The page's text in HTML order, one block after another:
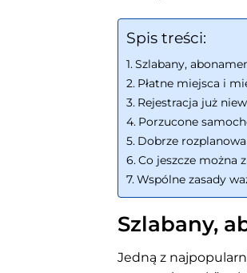
Spis treści:
Szlabany,
Płatne miejsca i
Rejestracja już
Porzucone
Dobrze
Co jeszcze można
Wspólne zasady
Szlabany,
Jedną z